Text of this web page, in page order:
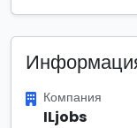
Компания
ILjobs